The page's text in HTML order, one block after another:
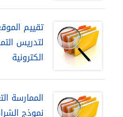
تقييم
لتدريس
الكترونية
الممارسة
نموذج